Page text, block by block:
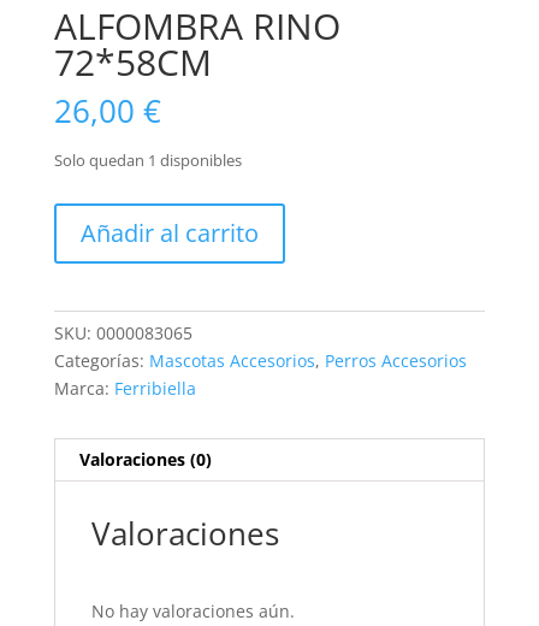
ALFOMBRA RINO
72*58CM
26,00 €
Solo quedan 1 disponibles
RINOAñadir al carrito
SKU: 0000083065
Categorías: Mascotas Accesorios, Perros Accesorios
Marca: Ferribiella
Valoraciones (0)
Valoraciones
No hay valoraciones aún.